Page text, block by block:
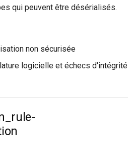
qui peuvent être désérialisés.
non sécurisée
logicielle et échecs d'intégrité